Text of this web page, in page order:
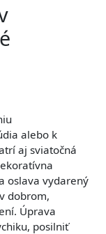
alebo k
aj sviatočná
oslava vydarený
dobrom,
Úprava
posilniť